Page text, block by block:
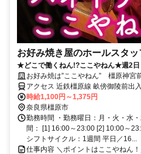
お好み焼き屋のホールスタッ
★どこで働くねん!?ここやねん★週2
クルとの両立を応援！人と関わる力が
お好み焼は”ここやねん” 橿原神宮
アクセス 近鉄橿原線 畝傍御陵前出
神宮前東口徒歩約11分、近鉄橿原線
時給1,100円～1,375円
奈良県橿原市
勤務時間 ・勤務曜日：月・火・水
間： [1] 16:00～23:00 [2] 10:00～
シフトサイクル：1週間 平日／16...
仕事内容 ＼ポイントはここやねん